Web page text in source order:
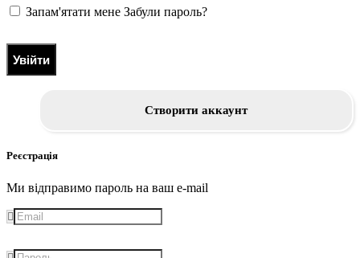
Запам'ятати мене Забули пароль?
Увійти
Створити аккаунт
Реєстрація
Ми відправимо пароль на ваш e-mail